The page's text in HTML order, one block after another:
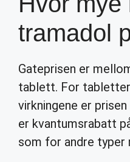
tramadol
Gateprisen er
tablett. For
virkningene er
er kvantumsrabatt
som for andre typer